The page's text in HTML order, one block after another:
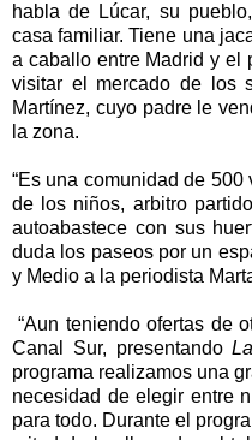
habla de Lúcar, su
casa familiar. Tiene una
a caballo entre Madrid y el
visitar el mercado de los
Martínez, cuyo padre le
la zona.
“Es una comunidad de
de los niños, arbitro
autoabastece con sus
duda los paseos por un
y Medio a la periodista
“Aun teniendo ofertas de
Canal Sur, presentando
programa realizamos una
necesidad de elegir entre
para todo. Durante el